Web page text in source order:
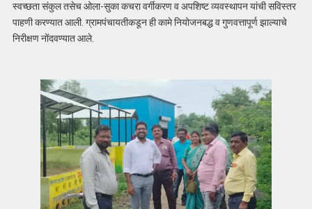
स्वच्छता संकुल तसेच ओला-सुका कचरा वर्गीकरण व अपशिष्ट व्यवस्थापन यांची सविस्तर
पाहणी करण्यात आली. ग्रामपंचायतीकडून ही कामे नियोजनबद्ध व गुणवत्तापूर्ण झाल्याचे
निरीक्षण नोंदवण्यात आले.